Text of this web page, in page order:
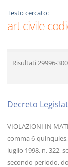
Testo cercato:
art civile
Risultati 29996-
Decreto
VIOLAZIONI IN
comma 6-
luglio 1998, n. 322,
secondo periodo,